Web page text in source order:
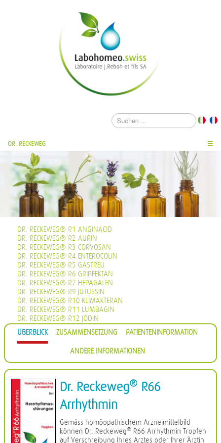
DR. RECKEWEG ☰
DR. RECKEWEG® R1 ANGINACID
DR. RECKEWEG® R2 AURIN
DR. RECKEWEG® R3 CORVOSAN
DR. RECKEWEG® R4 ENTEROCOLIN
DR. RECKEWEG® R5 GASTREU
DR. RECKEWEG® R6 GRIPFEKTAN
DR. RECKEWEG® R7 HEPAGALEN
DR. RECKEWEG® R9 JUTUSSIN
DR. RECKEWEG® R10 KLIMAKTERAN
DR. RECKEWEG® R11 LUMBAGIN
DR. RECKEWEG® R12 JODIN
DR. RECKEWEG® R13 PROHÄMORRHIN
DR. RECKEWEG® R14 QUIETA
DR. RECKEWEG® R16 CIMISAN
DR. RECKEWEG® R17 SCROPHULARIA NOD COMP.
DR. RECKEWEG® R18 CYSTOPHYLIN
DR. RECKEWEG® R19 EUGLANDIN-M
DR. RECKEWEG® R20 EUGLANDIN-F
DR. RECKEWEG® R22 NAJASTHEN
DR. RECKEWEG® R23 NOSODERM
DR. RECKEWEG® R24 PLEURASIN
DR. RECKEWEG® R25 PROSTATAN
DR. RECKEWEG® R26 REMISIN
DR. RECKEWEG® R27 RENOCALCIN
ÜBERBLICK ZUSAMMENSETZUNG PATIENTENINFORMATION
ANDERE INFORMATIONEN
Dr. Reckeweg® R66
Arrhythmin
Gemäss homöopathischem Arzneimittelbild
können Dr. Reckeweg® R66 Arrhythmin Tropfen
auf Verschreibung Ihres Arztes oder Ihrer Ärztin